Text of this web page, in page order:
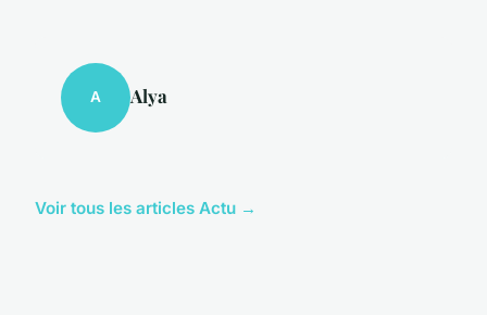
A Alya
Voir tous les articles Actu →